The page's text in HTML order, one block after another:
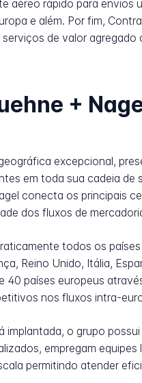
aéreo rápido para
e além. Por fim,
de valor
+
excepcional,
em toda sua cadeia
conecta os principais
dos fluxos de
todos os
Reino Unido, Itália,
40 países europeus
nos fluxos intra-
implantada, o grupo
empregam
permitindo atender